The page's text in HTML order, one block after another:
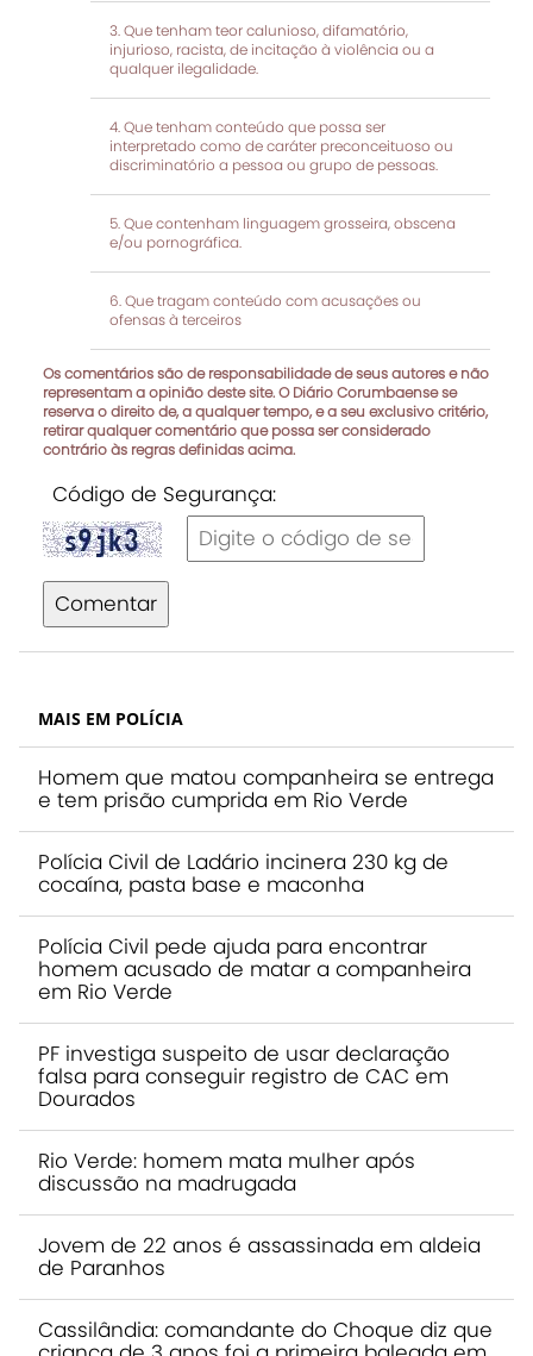
Que tenham teor calunioso, difamatório,
injurioso, racista, de incitação à violência ou a
qualquer ilegalidade.
Que tenham conteúdo que possa ser
interpretado como de caráter preconceituoso ou
discriminatório a pessoa ou grupo de pessoas.
Que contenham linguagem grosseira, obscena
e/ou pornográfica.
Que tragam conteúdo com acusações ou
ofensas à terceiros
Os comentários são de responsabilidade de seus autores e não
representam a opinião deste site. O Diário Corumbaense se
reserva o direito de, a qualquer tempo, e a seu exclusivo critério,
retirar qualquer comentário que possa ser considerado
contrário às regras definidas acima.
Código de Segurança:
Comentar
MAIS EM POLÍCIA
Homem que matou companheira se entrega
e tem prisão cumprida em Rio Verde
Polícia Civil de Ladário incinera 230 kg de
cocaína, pasta base e maconha
Polícia Civil pede ajuda para encontrar
homem acusado de matar a companheira
em Rio Verde
PF investiga suspeito de usar declaração
falsa para conseguir registro de CAC em
Dourados
Rio Verde: homem mata mulher após
discussão na madrugada
Jovem de 22 anos é assassinada em aldeia
de Paranhos
Cassilândia: comandante do Choque diz que